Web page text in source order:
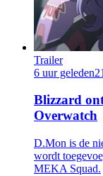
Trailer
6 uur geleden
Blizzard
Overwatch
D.Mon is de
wordt
MEKA Squad.